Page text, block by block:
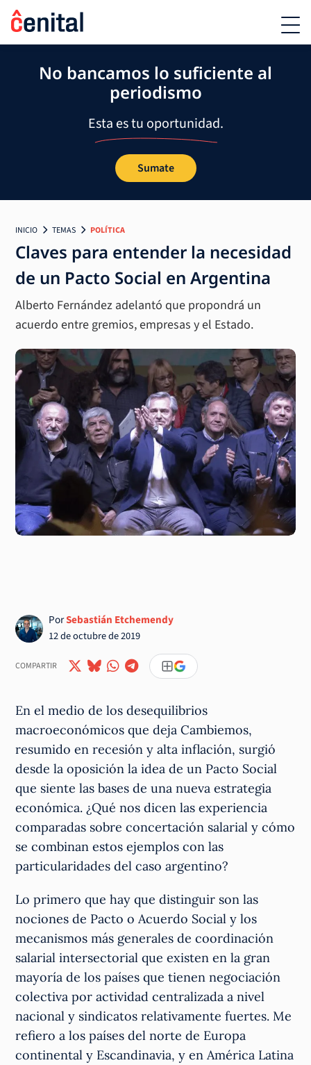
No bancamos lo suficiente al
periodismo
Esta es tu oportunidad.
Sumate
INICIO TEMAS POLÍTICA
Claves para entender la necesidad
de un Pacto Social en Argentina
Alberto Fernández adelantó que propondrá un
acuerdo entre gremios, empresas y el Estado.
PorSebastián Etchemendy
12 de octubre de 2019
COMPARTIR
En el medio de los desequilibrios
macroeconómicos que deja Cambiemos,
resumido en recesión y alta inflación, surgió
desde la oposición la idea de un Pacto Social
que siente las bases de una nueva estrategia
económica. ¿Qué nos dicen las experiencia
comparadas sobre concertación salarial y cómo
se combinan estos ejemplos con las
particularidades del caso argentino?
Lo primero que hay que distinguir son las
nociones de Pacto o Acuerdo Social y los
mecanismos más generales de coordinación
salarial intersectorial que existen en la gran
mayoría de los países que tienen negociación
colectiva por actividad centralizada a nivel
nacional y sindicatos relativamente fuertes. Me
refiero a los países del norte de Europa
continental y Escandinavia, y en América Latina